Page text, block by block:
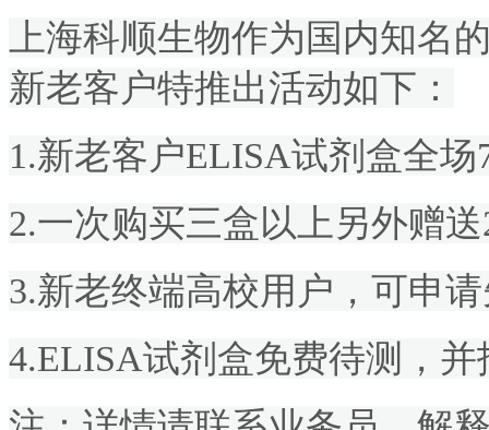
上海科顺生物作为国内知名
新老客户特推出活动如下：
1.新老客户ELISA试剂盒全场
2.一次购买三盒以上另外赠
3.新老终端高校用户，可申
4.ELISA试剂盒免费待测，